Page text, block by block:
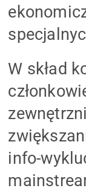
W skład
info-